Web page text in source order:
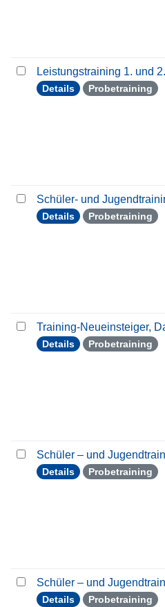
Leistungstraining 1. und
Details Probetraining
Schüler- und
Details Probetraining
Training-Neueinsteiger,
Details Probetraining
Schüler – und
Details Probetraining
Schüler – und
Details Probetraining